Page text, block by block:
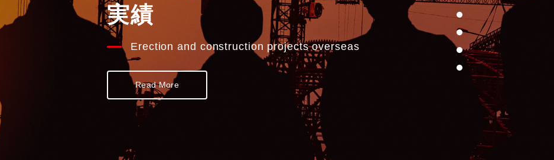
実績
Erection and construction projects overseas
Read More